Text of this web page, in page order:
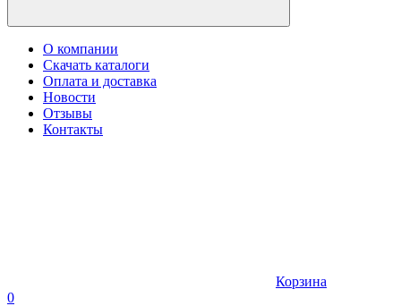
О компании
Скачать каталоги
Оплата и доставка
Новости
Отзывы
Контакты
Корзина
0